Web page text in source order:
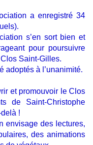
a enregistré 34
s’en sort bien et
pour poursuivre
Saint-Gilles.
adoptés à l’unanimité.
et promouvoir le Clos
de Saint-Christophe
!
envisage des lectures,
des animations